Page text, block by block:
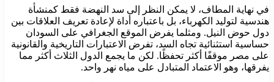
في نهاية المطاف، لا يمكن النظر إلى سد النهضة فقط كمنشأة
هندسية لتوليد الكهرباء، بل باعتباره أداة لإعادة تعريف العلاقات بين
دول حوض النيل. ومثلما يفرض الموقع الجغرافي على السودان
حساسية استثنائية تجاه السد، تفرض الاعتبارات التاريخية والقانونية
على مصر موقفًا أكثر تحفظًا. لكن ما يجمع الدول الثلاث أكثر مما
يفرقها، وهو الاعتماد المتبادل على مياه نهر واحد.